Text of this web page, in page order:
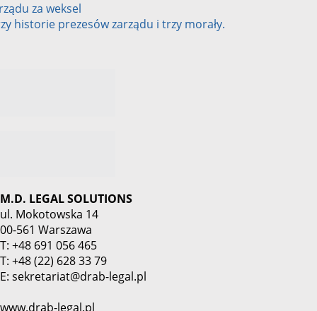
za weksel
historie prezesów zarządu i trzy morały.
M.D. LEGAL SOLUTIONS
ul. Mokotowska 14
00-561 Warszawa
T: +48 691 056 465
T: +48 (22) 628 33 79
E: sekretariat@drab-legal.pl
www.drab-legal.pl